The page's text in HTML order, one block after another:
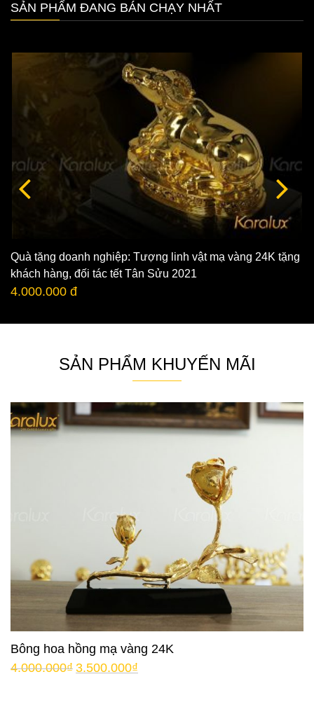
SẢN PHẨM ĐANG BÁN CHẠY NHẤT
Quà tặng doanh nghiệp: Tượng linh vật mạ vàng 24K tặng
khách hàng, đối tác tết Tân Sửu 2021
4.000.000 đ
SẢN PHẨM KHUYẾN MÃI
Bông hoa hồng mạ vàng 24K
4.000.000₫ 3.500.000₫